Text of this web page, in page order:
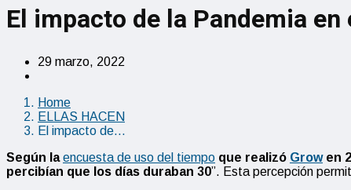
El impacto de la Pandemia
29 marzo, 2022
Home
ELLAS HACEN
El impacto de…
Según laencuesta de uso del tiempo que realizó Growen
percibían que los días duraban 30”. Esta percepción